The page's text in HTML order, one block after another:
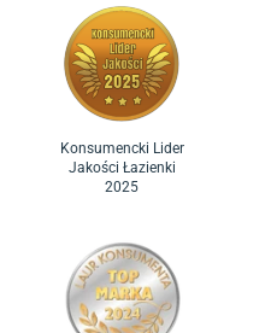
Konsumencki Lider
Jakości Łazienki
2025